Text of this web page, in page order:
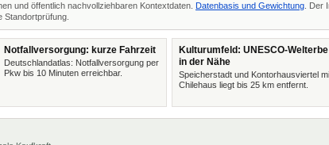
und öffentlich nachvollziehbaren Kontextdaten. Datenbasis und Gewichtung .
Standortprüfung.
Notfallversorgung: kurze Fahrzeit
Deutschlandatlas: Notfallversorgung per
Pkw bis 10 Minuten erreichbar.
Kulturumfeld: UNESCO-Welterbe
in der Nähe
Speicherstadt und Kontorhausviertel
Chilehaus liegt bis 25 km entfernt.